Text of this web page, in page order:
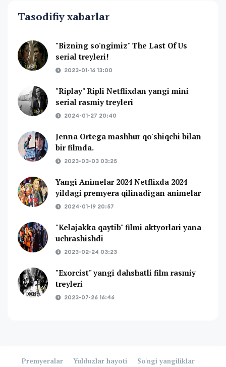
Tasodifiy xabarlar
"Bizning so'ngimiz" The Last Of Us
serial treyleri!
2023-01-16 13:00
"Riplay" Ripli Netflixdan yangi mini
serial rasmiy treyleri
2024-01-27 20:40
Jenna Ortega mashhur qo'shiqchi bilan
bir filmda.
2023-03-03 03:25
Yangi Animelar 2024 Netflixda 2024
yildagi premyera qilinadigan animelar
2024-01-19 20:57
"Kelajakka qaytib" filmi aktyorlari yana
uchrashishdi
2023-02-24 03:23
"Exorcist" yangi dahshatli film rasmiy
treyleri
2023-07-26 16:46
Premyeralar Yulduzlar hayoti
So'ngi yangiliklar